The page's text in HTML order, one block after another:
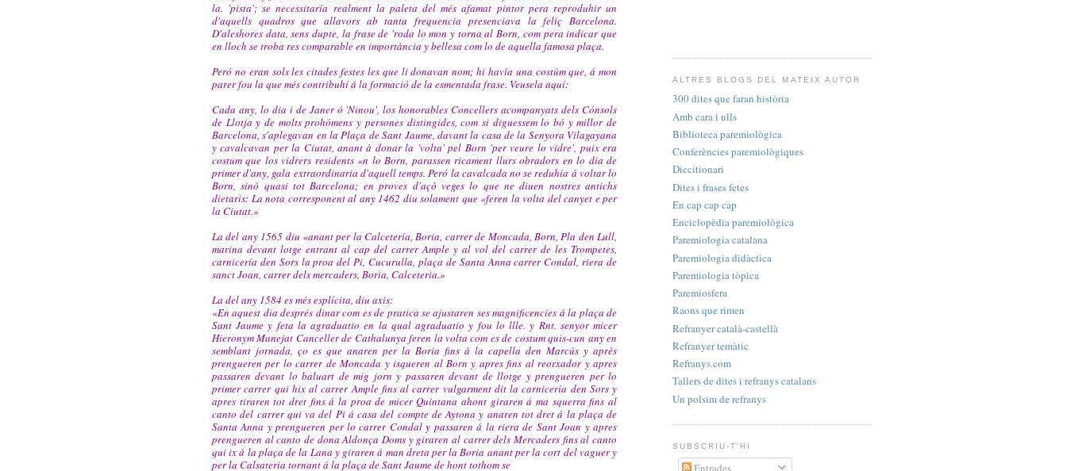
la. 'pista'; se necessitaría realment la paleta del més afamat pintor pera reproduhir un
d'aquells quadros que allavors ab tanta frequencia presenciava la feliç Barcelona.
D'aleshores data, sens dupte, la frase de 'roda lo mon y torna al Born, com pera indicar que
en lloch se troba res comparable en importància y bellesa com lo de aquella famosa plaça.
Peró no eran sols les citades festes les que li donavan nom; hi havía una costúm que, á mon
parer fou la que més contribuhí á la formació de la esmentada frase. Veusela aquí:
Cada any, lo dia i de Janer ó 'Ninou', los honorables Concellers acompanyats dels Cónsols
de Llotja y de molts prohómens y persones distingides, com si diguessem lo bó y millor de
Barcelona, s'aplegavan en la Plaça de Sant Jaume, davant la casa de la Senyora Vilagayana
y cavalcavan per la Ciutat, anant à donar la 'volta' pel Born 'per veure lo vidre', puix era
costum que los vidrers residents «n lo Born, parassen ricament llurs obradors en lo dia de
primer d'any, gala extraordinaria d'aquell temps. Peró la cavalcada no se reduhía á voltar lo
Born, sinó quasi tot Barcelona; en proves d'açò veges lo que ne diuen nostres antichs
dietaris: La nota corresponent al any 1462 diu solament que «feren la volta del canyet e per
la Ciutat.»
La del any 1565 diu «anant per la Calcetería, Boria, carrer de Moncada, Born, Pla den Lull,
marina devant lotge entrant al cap del carrer Ample y al vol del carrer de les Trompetes,
carnicería den Sors la proa del Pi, Cucurulla, plaça de Santa Anna carrer Condal, riera de
sanct Joan, carrer dels mercaders, Boria, Calceteria.»
La del any 1584 es més esplícita, diu axis:
«En aquest dia després dinar com es de pratica se ajustaren ses magnificencies á la plaça de
Sant Jaume y feta la agraduatio en la qual agraduatio y fou lo llle. y Rnt. senyor micer
Hieronym Manejat Canceller de Cathalunya feren la volta com es de costum quis-cun any en
semblant jornada, ço es que anaren per la Boria fins á la capella den Marcús y après
prengueren per lo carrer de Moncada y isqueren al Born y apres fins al reorxador y apres
passaren devant lo baluart de mig jorn y passaren devant de llotge y prengueren per lo
primer carrer qui hix al carrer Ample fins al carrer vulgarment dit la carnicería den Sors y
apres tiraren tot dret fins á la proa de micer Quintana ahont giraren á ma squerra fins al
canto del carrer qui va del Pi á casa del compte de Aytona y anaren tot dret á la plaça de
Santa Anna y prengueren per lo carrer Condal y passaren á la riera de Sant Joan y apres
prengueren al canto de dona Aldonça Doms y giraren al carrer dels Mercaders fins al canto
qui ix á la plaça de la Lana y giraren á man dreta per la Boria anant per la cort del vaguer y
per la Calsateria tornant á la plaça de Sant Jaume de hont tothom se
ALTRES BLOGS DEL MATEIX AUTOR
300 dites que faran història
Amb cara i ulls
Biblioteca paremiològica
Conferències paremiològiques
Diccitionari
Dites i frases fetes
En cap cap cap
Enciclopèdia paremiològica
Paremiologia catalana
Paremiologia didàctica
Paremiologia tòpica
Paremiosfera
Raons que rimen
Refranyer català-castellà
Refranyer temàtic
Refranys.com
Tallers de dites i refranys catalans
Un polsim de refranys
SUBSCRIU-T'HI
Entrades